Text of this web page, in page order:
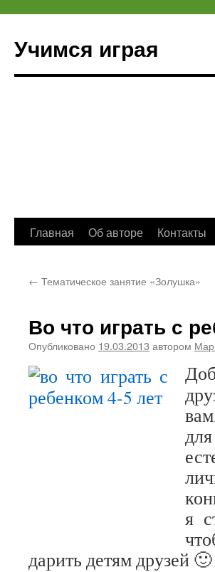
Учимся играя
Перейти
содержимому
Главная Об авторе Контакты
← Тематическое занятие «Золушка»
Во что играть с
Опубликовано 19.03.2013 автором
я
дарить детям друзей 🙂